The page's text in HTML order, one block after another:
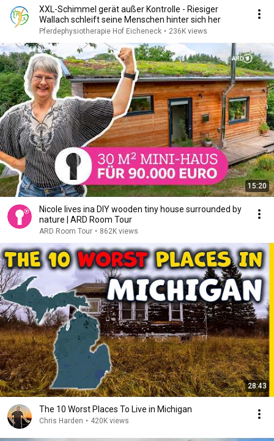
XXL-Schimmel gerät außer Kontrolle - Riesiger
Wallach schleift seine Menschen hinter sich her
Pferdephysiotherapie Hof Eicheneck • 236K views
15:20
Nicole lives ina DIY wooden tiny house surrounded by
nature | ARD Room Tour
ARD Room Tour • 862K views
28:43
The 10 Worst Places To Live in Michigan
Chris Harden • 420K views